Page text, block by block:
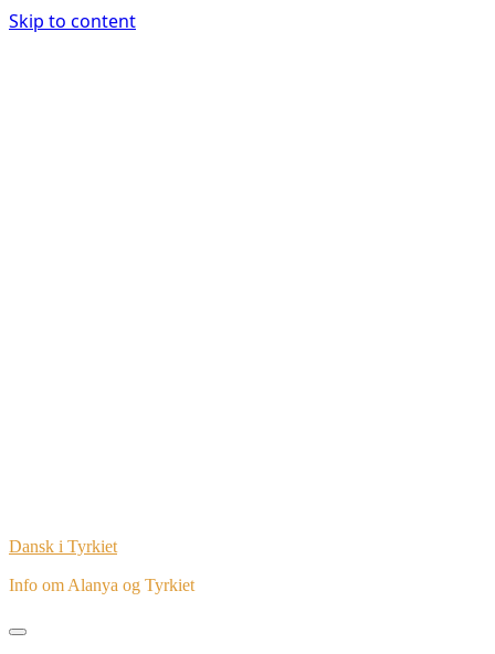
Skip to content
Dansk i Tyrkiet
Info om Alanya og Tyrkiet